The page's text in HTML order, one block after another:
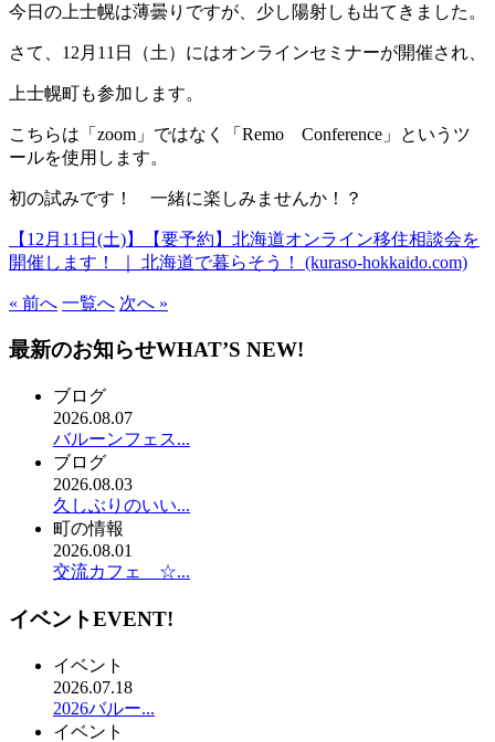
今日の上士幌は薄曇りですが、少し陽射しも出てきました。
さて、12月11日（土）にはオンラインセミナーが開催され、
上士幌町も参加します。
こちらは「zoom」ではなく「Remo Conference」というツ
ールを使用します。
初の試みです！ 一緒に楽しみませんか！？
【12月11日(土)】【要予約】北海道オンライン移住相談会を
開催します！ ｜ 北海道で暮らそう！ (kuraso-hokkaido.com)
« 前へ 一覧へ 次へ »
最新のお知らせWHAT’S NEW!
ブログ
2026.08.07
バルーンフェス...
ブログ
2026.08.03
久しぶりのいい...
町の情報
2026.08.01
交流カフェ ☆...
イベントEVENT!
イベント
2026.07.18
2026バルー...
イベント